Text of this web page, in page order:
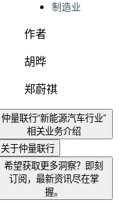
制造业
作者
胡晔
郑蔚祺
仲量联行“新能源汽车行业”
相关业务介绍
关于仲量联行
希望获取更多洞察？即刻
订阅，最新资讯尽在掌
握。